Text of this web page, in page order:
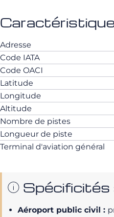
Adresse
Code IATA
Code OACI
Latitude
Longitude
Altitude
Nombre de pistes
Longueur de piste
Terminal d'aviation général
Spécificités
Aéroport public civil :